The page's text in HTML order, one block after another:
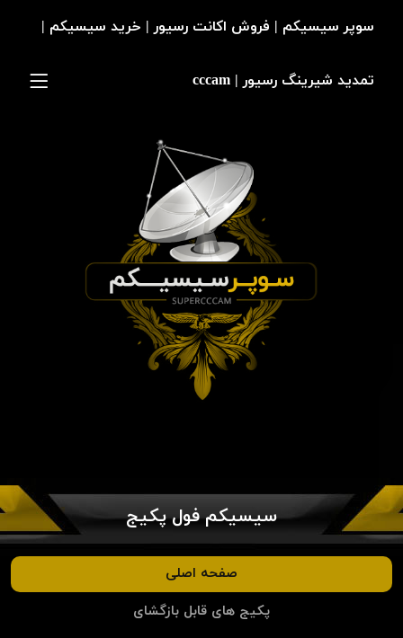
سیسیکم فول پکیج
صفحه اصلی
پکیج های قابل بازگشای
سوپر سیسیکم | فروش اکانت رسیور | خرید سیسیکم |
تمدید شیرینگ رسیور | cccam